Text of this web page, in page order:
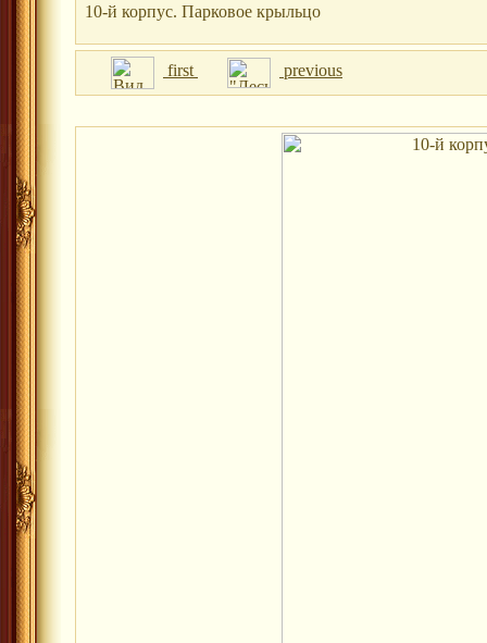
10-й корпус. Парковое крыльцо
first previous